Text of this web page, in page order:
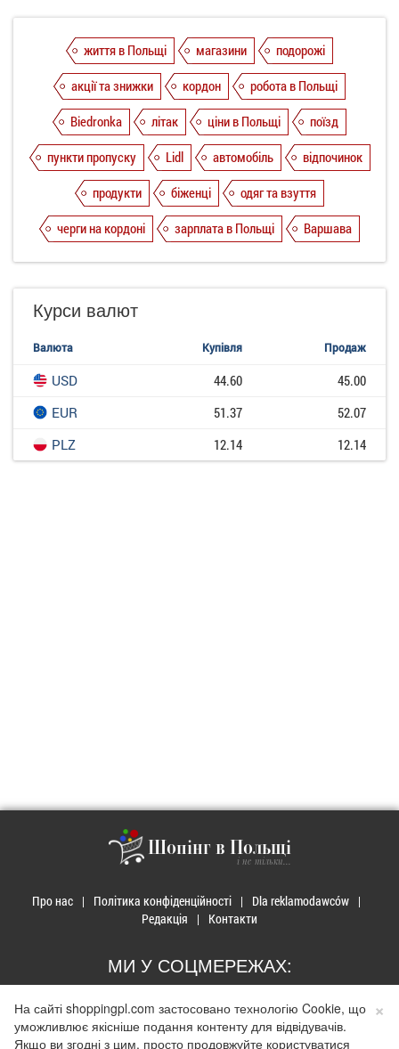
життя в Польщі магазини
подорожі
акції та знижки
кордон
робота в Польщі
Biedronka
літак ціни в Польщі
поїзд
пункти пропуску
Lidl автомобіль
відпочинок
продукти
біженці
одяг та взуття
черги на кордоні
зарплата в Польщі Варшава
Курси валют
Валюта Купівля Продаж
USD 44.60
45.00
EUR
51.37
52.07
PLZ
12.14 12.14
Шопінг в Польщі
і не тільки...
Про нас Політика конфіденційності
Dla reklamodawców
Редакція
Контакти
МИ У СОЦМЕРЕЖАХ:
×
На сайті shoppingpl.com застосовано технологію Cookie, що
уможливлює якісніше подання контенту для відвідувачів.
Якщо ви згодні з цим, просто продовжуйте користуватися